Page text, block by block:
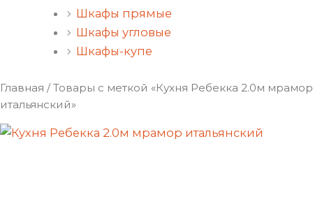
Шкафы прямые
Шкафы угловые
Шкафы-купе
Главная / Товары с меткой «Кухня Ребекка 2.0м мрамор
итальянский»